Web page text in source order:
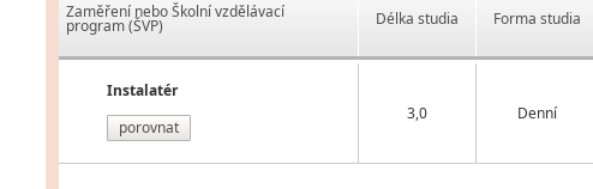
Zaměření nebo Školní vzdělávací
program (ŠVP)
Instalatér
porovnat
Délka studia Forma studia
3,0 Denní